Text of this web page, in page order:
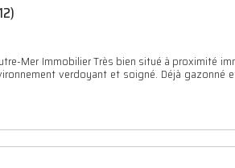
Mer Immobilier Très bien situé à proximité
verdoyant et soigné. Déjà